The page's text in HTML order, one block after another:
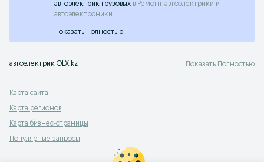
автоэлектрик грузовых в Ремонт автоэлектрики и
автоэлектроники
Показать Полностью
автоэлектрик OLX.kz Показать Полностью
Карта сайта
Карта регионов
Карта бизнес-страницы
Популярные запросы